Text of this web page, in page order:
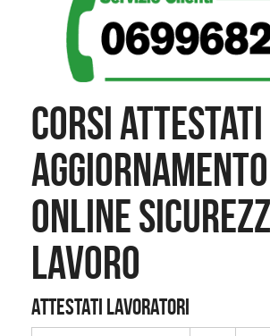
CORSI ATTESTATI
AGGIORNAMENTO
ONLINE
LAVORO
ATTESTATI LAVORATORI